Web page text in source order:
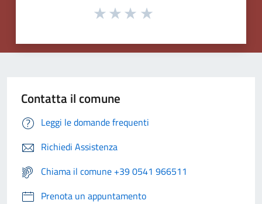
Contatta il comune
Leggi le domande frequenti
Richiedi Assistenza
Chiama il comune +39 0541 966511
Prenota un appuntamento